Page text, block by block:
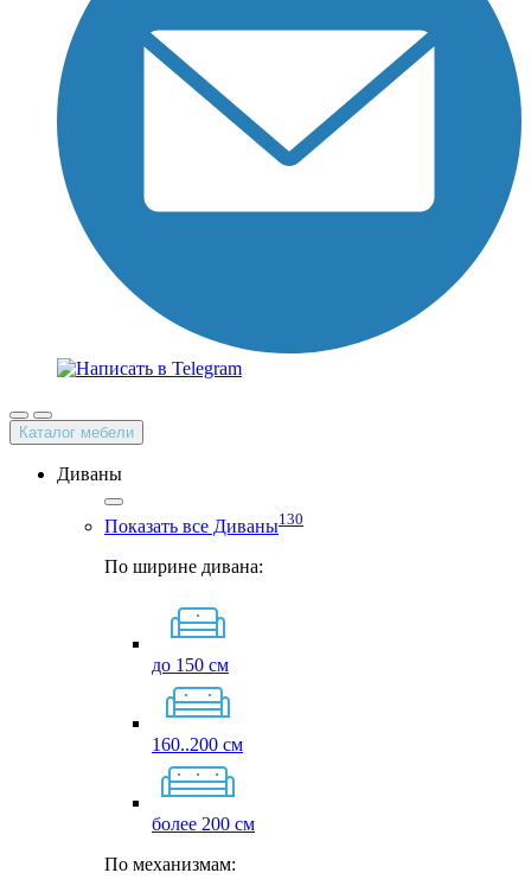
Каталог мебели
Диваны
Показать все Диваны130
По ширине дивана:
до 150 см
160..200 см
более 200 см
По механизмам: